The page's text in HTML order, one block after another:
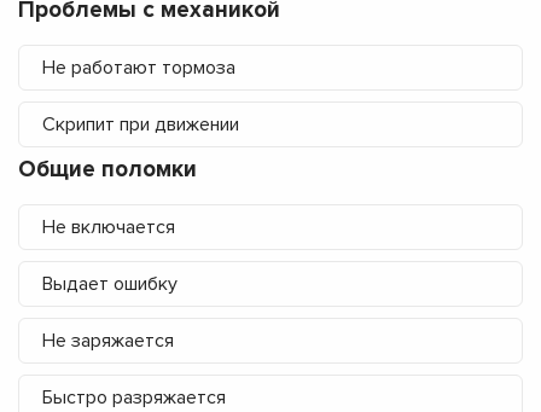
Проблемы с механикой
Не работают тормоза
Скрипит при движении
Общие поломки
Не включается
Выдает ошибку
Не заряжается
Быстро разряжается